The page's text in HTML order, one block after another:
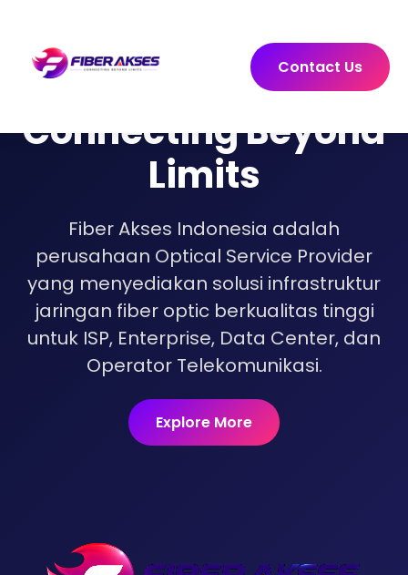
Contact Us
Connecting Beyond
Limits
Fiber Akses Indonesia adalah
perusahaan Optical Service Provider
yang menyediakan solusi infrastruktur
jaringan fiber optic berkualitas tinggi
untuk ISP, Enterprise, Data Center, dan
Operator Telekomunikasi.
Explore More